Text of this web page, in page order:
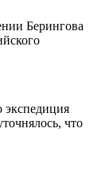
Берингова
экспедиция
что